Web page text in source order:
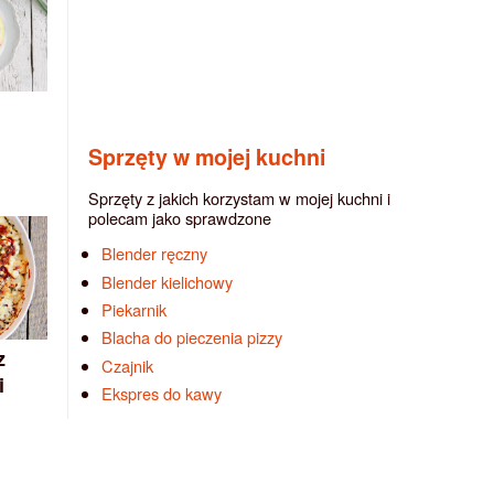
Sprzęty w mojej kuchni
Sprzęty z jakich korzystam w mojej kuchni i
polecam jako sprawdzone
Blender ręczny
Blender kielichowy
Piekarnik
Blacha do pieczenia pizzy
Czajnik
Ekspres do kawy